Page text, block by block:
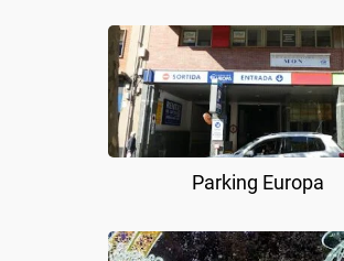
Parking Europa